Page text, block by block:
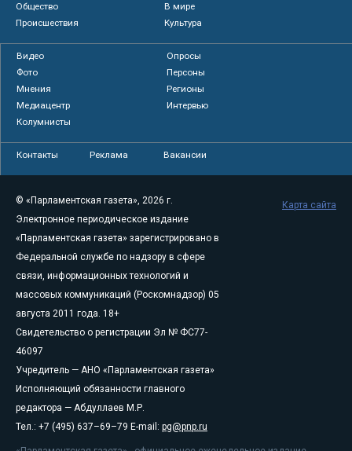
Общество
В мире
Происшествия
Культура
Видео
Опросы
Фото
Персоны
Мнения
Регионы
Медиацентр
Интервью
Колумнисты
Контакты Реклама Вакансии
© «Парламентская газета», 2026 г.
Электронное периодическое издание
«Парламентская газета» зарегистрировано в
Федеральной службе по надзору в сфере
связи, информационных технологий и
массовых коммуникаций (Роскомнадзор) 05
августа 2011 года. 18+
Свидетельство о регистрации Эл № ФС77-
46097
Учредитель — АНО «Парламентская газета»
Исполняющий обязанности главного
редактора — Абдуллаев М.Р.
Тел.: +7 (495) 637–69–79 E-mail: pg@pnp.ru
Карта сайта